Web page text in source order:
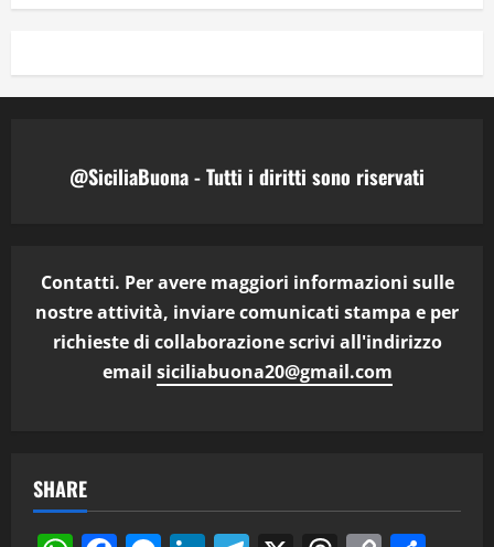
@SiciliaBuona - Tutti i diritti sono riservati
Contatti. Per avere maggiori informazioni sulle
nostre attività, inviare comunicati stampa e per
richieste di collaborazione scrivi all'indirizzo
email siciliabuona20@gmail.com
SHARE